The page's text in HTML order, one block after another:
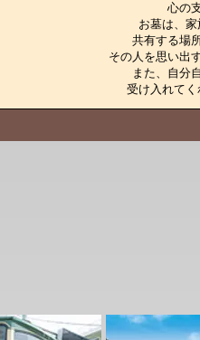
心の
お墓は、
共有する場
その人を思い出
また、自分
受け入れてく